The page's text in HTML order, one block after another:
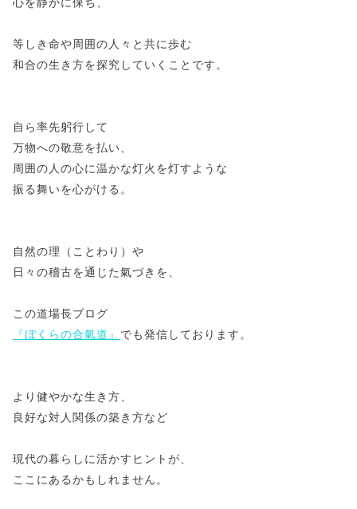
等しき命や周囲の人々と共に歩む
和合の生き方を探究していくことです。
自ら率先躬行して
万物への敬意を払い、
周囲の人の心に温かな灯火を灯すような
振る舞いを心がける。
自然の理（ことわり）や
日々の稽古を通じた氣づきを、
この道場長ブログ
『ぼくらの合氣道』 でも発信しております。
より健やかな生き方、
良好な対人関係の築き方など
現代の暮らしに活かすヒントが、
ここにあるかもしれません。